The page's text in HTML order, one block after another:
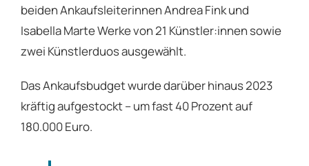
beiden Ankaufsleiterinnen Andrea Fink und
Isabella Marte Werke von 21 Künstler:innen sowie
zwei Künstlerduos ausgewählt.
Das Ankaufsbudget wurde darüber hinaus 2023
kräftig aufgestockt – um fast 40 Prozent auf
180.000 Euro.